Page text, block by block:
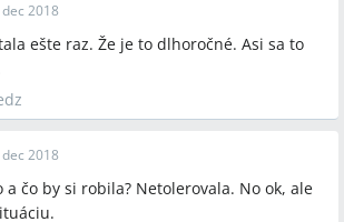
dec 2018
ešte raz. Že je to dlhoročné. Asi sa to
dec 2018
a čo by si robila? Netolerovala. No ok, ale